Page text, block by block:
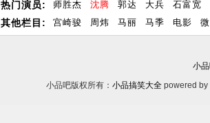
热门演员:
其他栏目:
师胜杰 沈腾 郭达 大兵
石富宽
宫崎骏
周炜 马丽 马季 电影
小
小品吧版权所有： 小品搞笑大全 powered by